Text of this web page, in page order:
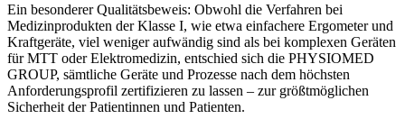
Ein besonderer Qualitätsbeweis: Obwohl die Verfahren bei
Medizinprodukten der Klasse I, wie etwa einfachere Ergometer und
Kraftgeräte, viel weniger aufwändig sind als bei komplexen Geräten
für MTT oder Elektromedizin, entschied sich die PHYSIOMED
GROUP, sämtliche Geräte und Prozesse nach dem höchsten
Anforderungsprofil zertifizieren zu lassen – zur größtmöglichen
Sicherheit der Patientinnen und Patienten.